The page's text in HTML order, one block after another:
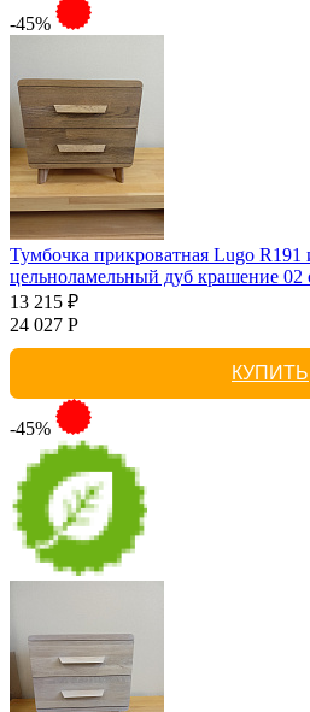
-45%
Тумбочка прикроватная Lugo R191
цельноламельный дуб крашение 02
13 215 ₽
24 027 Р
КУПИТЬ
-45%